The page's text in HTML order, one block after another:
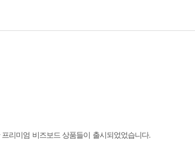
리미엄 비즈보드 상품들이 출시되었었습니다.